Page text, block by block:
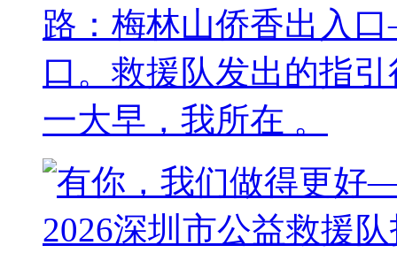
路：梅林山侨香出
口。救援队发出的指
一大早，我所在 。